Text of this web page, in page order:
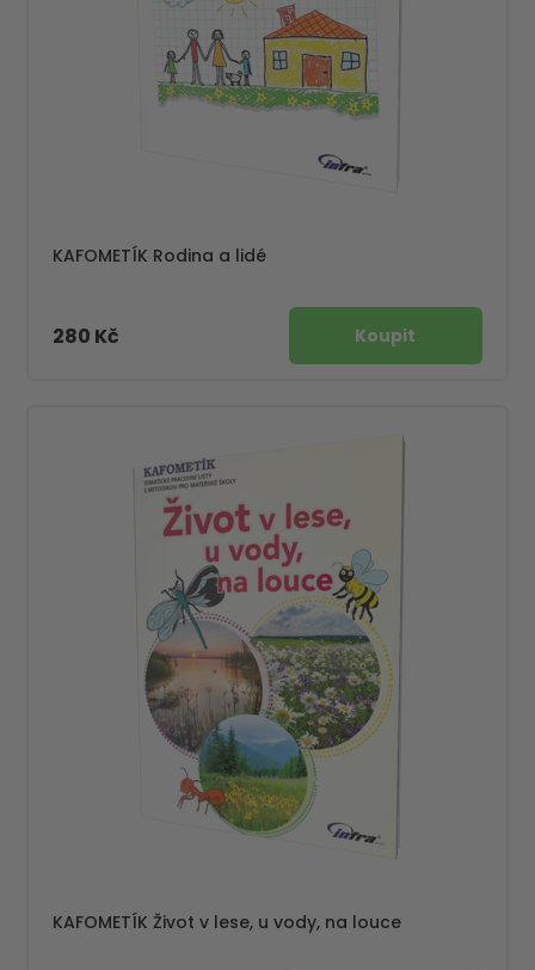
KAFOMETÍK Rodina a lidé
280 Kč
KAFOMETÍK Život v lese, u vody, na louce